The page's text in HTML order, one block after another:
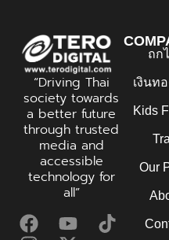
“Driving Thai
society towards
a better future
through trusted
media and
accessible
technology for
all”
ถก
เงินท
Kids
Our